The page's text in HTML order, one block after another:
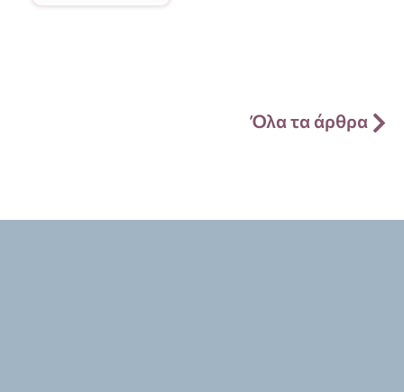
Όλα τα άρθρα